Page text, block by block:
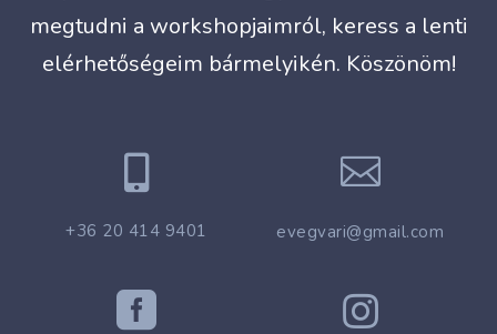
megtudni a workshopjaimról, keress a lenti
elérhetőségeim bármelyikén. Köszönöm!

+36 20 414 9401

evegvari@gmail.com
 